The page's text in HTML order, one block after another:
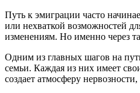
Путь к эмиграции часто
или нехваткой возможностей
изменениям. Но именно через
Одним из главных шагов на
семьи. Каждая из них имеет
создает атмосферу